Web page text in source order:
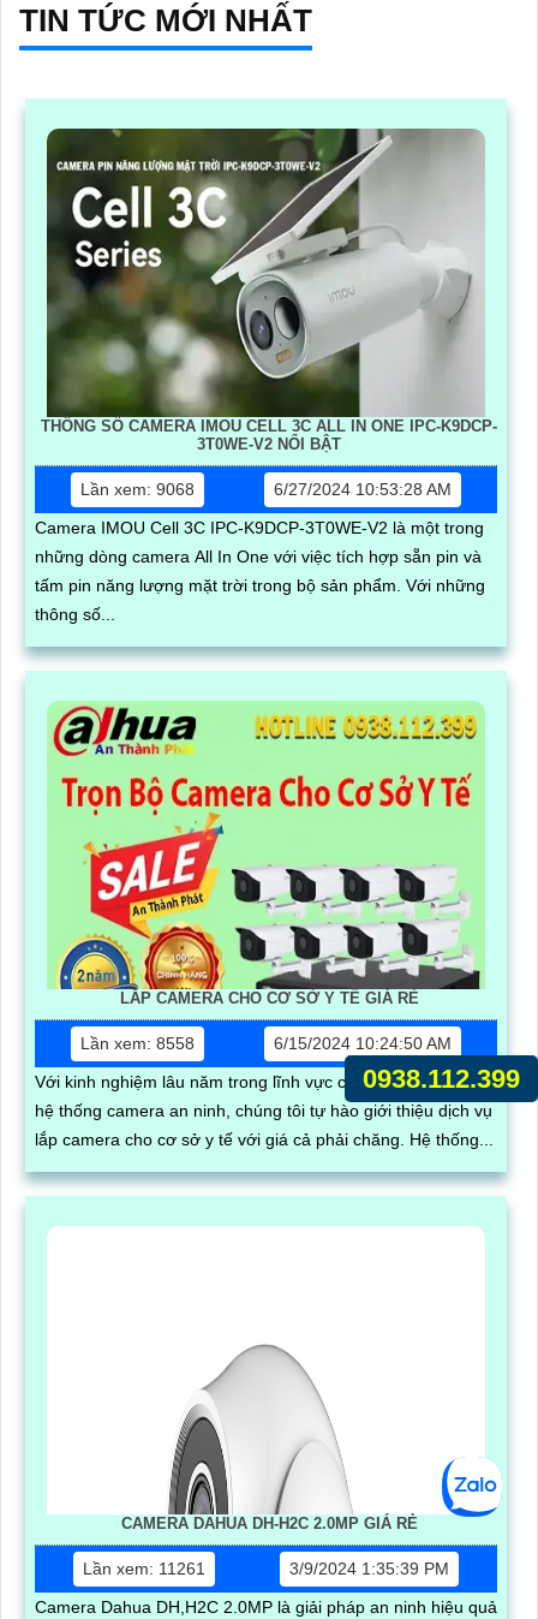
TIN TỨC MỚI NHẤT
THÔNG SỐ CAMERA IMOU CELL 3C ALL IN ONE IPC-K9DCP-
3T0WE-V2 NỔI BẬT
Lần xem: 9068
6/27/2024 10:53:28 AM
Camera IMOU Cell 3C IPC-K9DCP-3T0WE-V2 là một trong
những dòng camera All In One với việc tích hợp sẵn pin và
tấm pin năng lượng mặt trời trong bộ sản phẩm. Với những
thông số...
LẮP CAMERA CHO CƠ SỞ Y TẾ GIÁ RẺ
Lần xem: 8558
6/15/2024 10:24:50 AM
Với kinh nghiệm lâu năm trong lĩnh vực cung cấp và lắp đặt
hệ thống camera an ninh, chúng tôi tự hào giới thiệu dịch vụ
lắp camera cho cơ sở y tế với giá cả phải chăng. Hệ thống...
CAMERA DAHUA DH-H2C 2.0MP GIÁ RẺ
Lần xem: 11261
3/9/2024 1:35:39 PM
Camera Dahua DH,H2C 2.0MP là giải pháp an ninh hiệu quả
0938.112.399